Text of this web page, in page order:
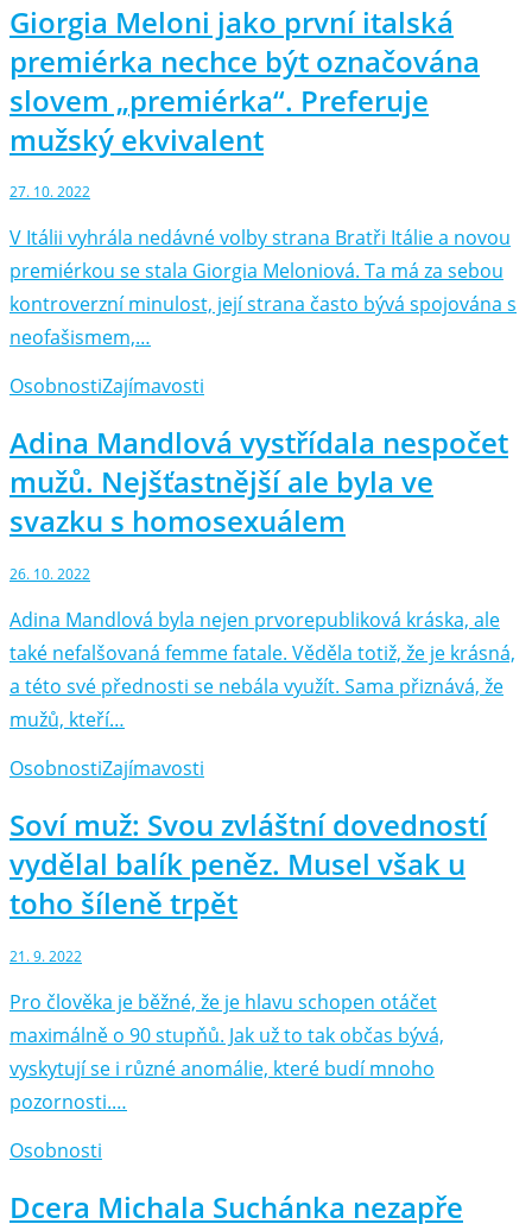
Giorgia Meloni jako první italská
premiérka nechce být označována
slovem „premiérka“. Preferuje
mužský ekvivalent
27. 10. 2022
V Itálii vyhrála nedávné volby strana Bratři Itálie a novou
premiérkou se stala Giorgia Meloniová. Ta má za sebou
kontroverzní minulost, její strana často bývá spojována s
neofašismem,…
OsobnostiZajímavosti
Adina Mandlová vystřídala nespočet
mužů. Nejšťastnější ale byla ve
svazku s homosexuálem
26. 10. 2022
Adina Mandlová byla nejen prvorepubliková kráska, ale
také nefalšovaná femme fatale. Věděla totiž, že je krásná,
a této své přednosti se nebála využít. Sama přiznává, že
mužů, kteří…
OsobnostiZajímavosti
Soví muž: Svou zvláštní dovedností
vydělal balík peněz. Musel však u
toho šíleně trpět
21. 9. 2022
Pro člověka je běžné, že je hlavu schopen otáčet
maximálně o 90 stupňů. Jak už to tak občas bývá,
vyskytují se i různé anomálie, které budí mnoho
pozornosti.…
Osobnosti
Dcera Michala Suchánka nezapře